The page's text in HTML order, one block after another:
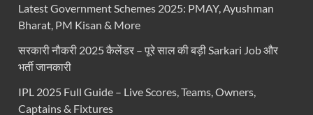
Latest Government Schemes 2025: PMAY, Ayushman
Bharat, PM Kisan & More
सरकारी नौकरी 2025 कैलेंडर – पूरे साल की बड़ी Sarkari Job और
भर्ती जानकारी
IPL 2025 Full Guide – Live Scores, Teams, Owners,
Captains & Fixtures